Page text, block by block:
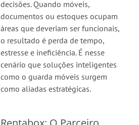
decisões. Quando móveis,
documentos ou estoques ocupam
áreas que deveriam ser funcionais,
o resultado é perda de tempo,
estresse e ineficiência. É nesse
cenário que soluções inteligentes
como o guarda móveis surgem
como aliadas estratégicas.